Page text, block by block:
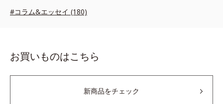
#コラム&エッセイ (180)
お買いものはこちら
新商品をチェック